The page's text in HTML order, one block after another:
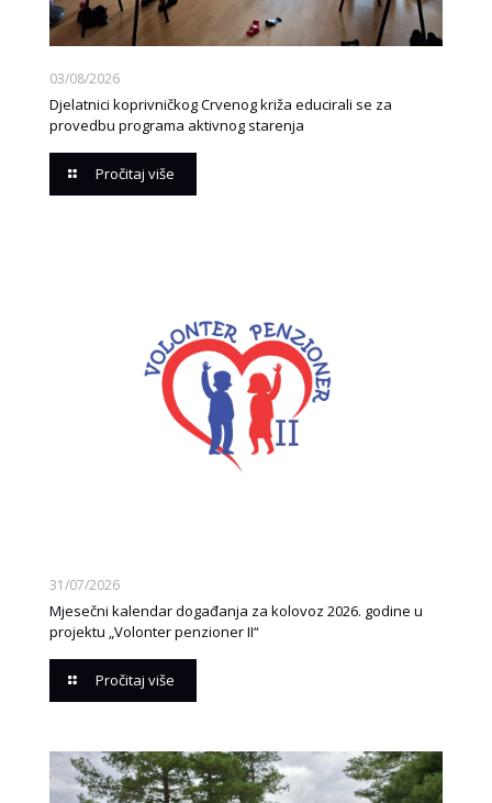
03/08/2026
Djelatnici koprivničkog Crvenog križa educirali se za
provedbu programa aktivnog starenja
Pročitaj više
31/07/2026
Mjesečni kalendar događanja za kolovoz 2026. godine u
projektu „Volonter penzioner II“
Pročitaj više